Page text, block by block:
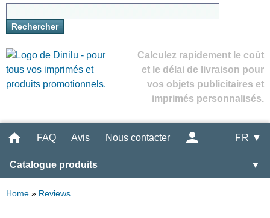
Calculez rapidement le coût
et le délai de livraison pour
vos objets publicitaires et
imprimés personnalisés.
FAQ Avis Nous contacter FR ▼
Catalogue produits ▼
Home » Reviews